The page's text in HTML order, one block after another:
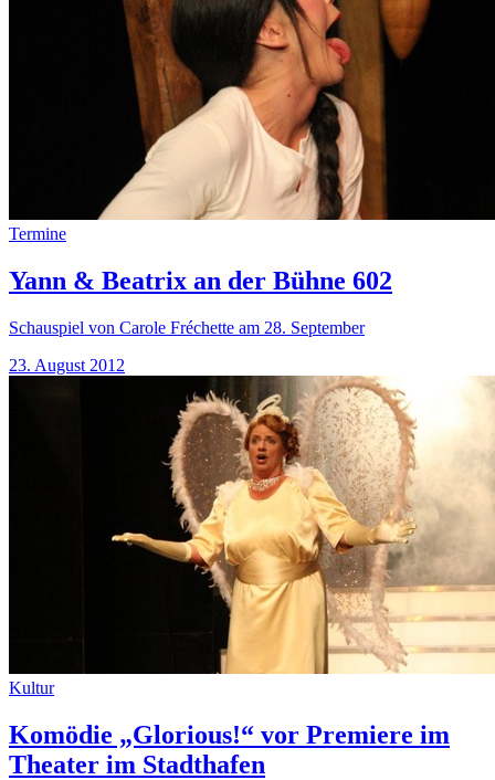
Termine
Yann & Beatrix an der Bühne 602
Schauspiel von Carole Fréchette am 28. September
23. August 2012
Kultur
Komödie „Glorious!“ vor Premiere im
Theater im Stadthafen